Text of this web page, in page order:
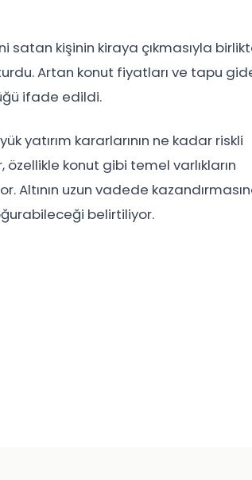
satan kişinin kiraya çıkmasıyla
Artan konut fiyatları ve tapu
ifade edildi.
yatırım kararlarının ne kadar riskli
konut gibi temel varlıkların
Altının uzun vadede
belirtiliyor.